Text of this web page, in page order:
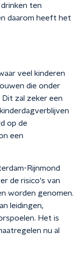
ten
daarom heeft het
veel kinderen
die onder
zal zeker een
op de
een
Rijnmond
de risico's van
worden genomen.
leidingen,
Het is
nu al